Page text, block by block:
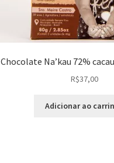
Chocolate Na’kau 72%
R$37,00
Adicionar ao